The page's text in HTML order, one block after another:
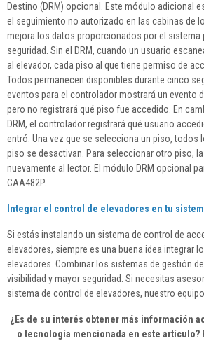
Destino (DRM) opcional. Este módulo adicional
el seguimiento no autorizado en las cabinas de
mejora los datos proporcionados por el sistema
seguridad. Sin el DRM, cuando un usuario
al elevador, cada piso al que tiene permiso de
Todos permanecen disponibles durante cinco
eventos para el controlador mostrará un evento
pero no registrará qué piso fue accedido. En
DRM, el controlador registrará qué usuario
entró. Una vez que se selecciona un piso, todos
piso se desactivan. Para seleccionar otro piso,
nuevamente al lector. El módulo DRM opcional
CAA482P.
Integrar el control de elevadores en tu
Si estás instalando un sistema de control de
elevadores, siempre es una buena idea integrar
elevadores. Combinar los sistemas de gestión
visibilidad y mayor seguridad. Si necesitas
sistema de control de elevadores, nuestro
¿Es de su interés obtener más información
o tecnología mencionada en este artículo?